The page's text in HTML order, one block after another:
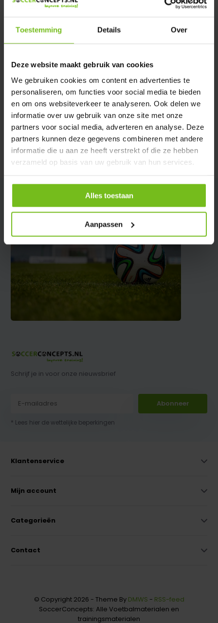
Toestemming Details Over
Deze website maakt gebruik van cookies
We gebruiken cookies om content en advertenties te
personaliseren, om functies voor social media te bieden
en om ons websiteverkeer te analyseren. Ook delen we
informatie over uw gebruik van onze site met onze
partners voor social media, adverteren en analyse. Deze
partners kunnen deze gegevens combineren met andere
informatie die u aan ze heeft verstrekt of die ze hebben
verzameld op basis van uw gebruik van hun services.
Alles toestaan
Aanpassen
Heeft u een vraag over dit product ?
Verstuur email
Productomschrijving
Specificaties
Reviews
Schrijf je in voor onze nieuwsbrief
Abonneer
* Lees hier de wettelijke beperkingen
Klantenservice
Mijn account
Categorieën
Contact
© Copyright 2026 - Theme By DMWS - RSS-feed
SoccerConcepts: Alle Voetbalmaterialen en
trainingsmaterialen